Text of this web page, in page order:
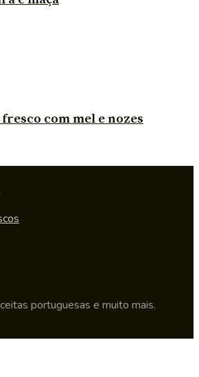
com mel e nozes
portuguesas e muito mais.